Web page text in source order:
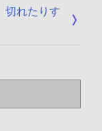
切れたりす